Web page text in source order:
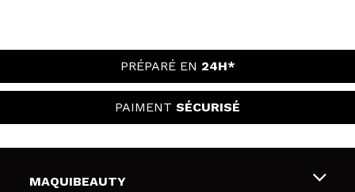
PRÉPARÉ EN 24H*
PAIMENT SÉCURISÉ
MAQUIBEAUTY